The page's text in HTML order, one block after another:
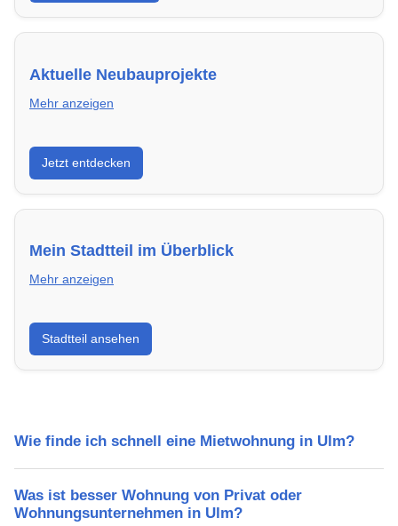
Aktuelle Neubauprojekte
Mehr anzeigen
Entdecke Neubauprojekte in Ulm – modern,
energieeffizient und sofort bezugsfertig.
Jetzt entdecken
Mein Stadtteil im Überblick
Mehr anzeigen
Erfahre mehr über deinen Stadtteil in Ulm:
Lebensqualität, Verkehrsanbindung, Schulen,
Freizeitmöglichkeiten und Mietpreise.
Stadtteil ansehen
Wie finde ich schnell eine Mietwohnung in Ulm?
Was ist besser Wohnung von Privat oder
Wohnungsunternehmen in Ulm?